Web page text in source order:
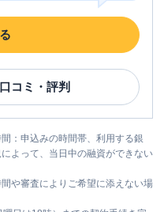
コミ・評判
：申込みの時間帯、利用する銀
よって、当日中の融資ができない
や審査によりご希望に添えない場